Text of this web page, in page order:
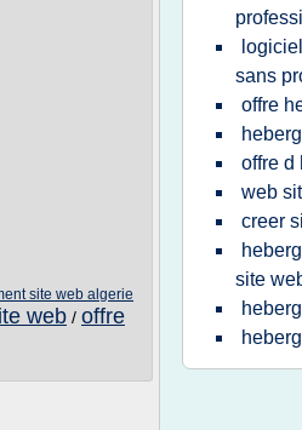
site web algerie
web / offre
sans
offre
offre d
web
creer
site